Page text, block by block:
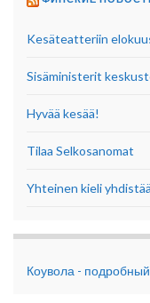
Kesäteatteriin
Sisäministerit
Hyvää kesää!
Tilaa Selkosanomat
Yhteinen kieli yhdistää
Коувола -